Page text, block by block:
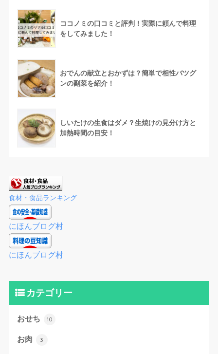
ココノミの口コミと評判！実際に頼んで料理
をしてみました！
おでんの献立とおかずは？簡単で相性バツグ
ンの副菜を紹介！
しいたけの生食はダメ？生焼けの見分け方と
加熱時間の目安！
食材・食品ランキング
にほんブログ村
にほんブログ村
カテゴリー
おせち 10
お肉 3